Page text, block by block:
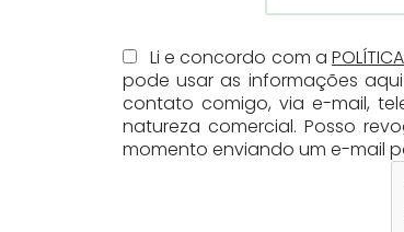
Li e concordo com a
pode usar as informações
contato comigo, via e-mail,
natureza comercial. Posso
momento enviando um e-mail